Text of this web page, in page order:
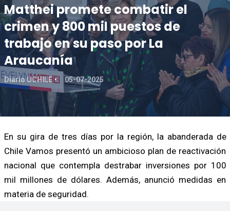
Matthei promete combatir el
crimen y 800 mil puestos de
trabajo en su paso por La
Araucanía
Diario UCHILE 05-07-2025
En su gira de tres días por la región, la abanderada de
Chile Vamos presentó un ambicioso plan de reactivación
nacional que contempla destrabar inversiones por 100
mil millones de dólares. Además, anunció medidas en
materia de seguridad.